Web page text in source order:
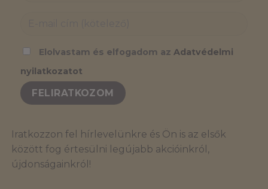
Elolvastam és elfogadom az Adatvédelmi
nyilatkozatot
Iratkozzon fel hírlevelünkre és Ön is az elsők
között fog értesülni legújabb akcióinkról,
újdonságainkról!